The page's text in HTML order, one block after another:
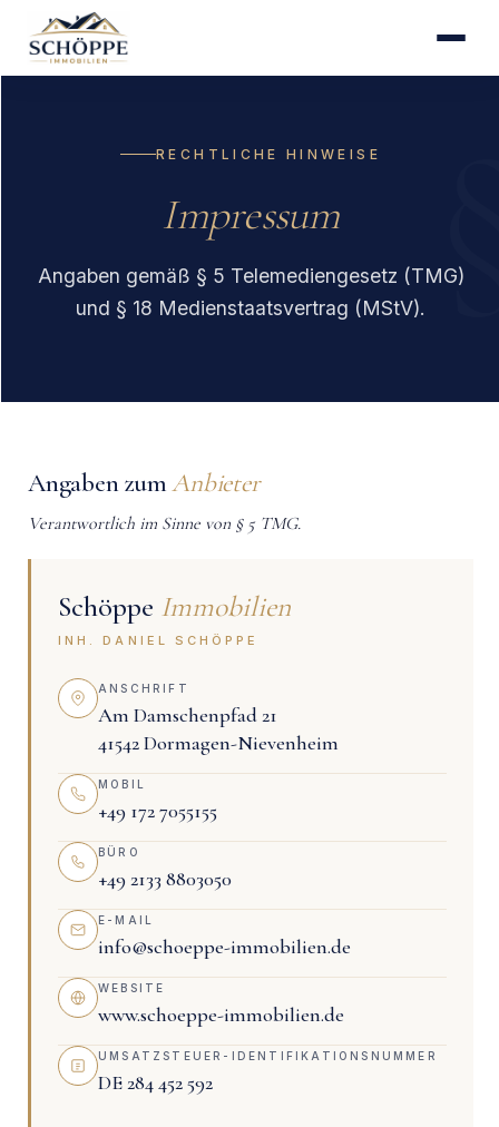
RECHTLICHE HINWEISE
Impressum
Angaben gemäß § 5 Telemediengesetz (TMG)
und § 18 Medienstaatsvertrag (MStV).
Angaben zumAnbieter
Verantwortlich im Sinne von § 5 TMG.
Schöppe Immobilien
INH. DANIEL SCHÖPPE
ANSCHRIFT
Am Damschenpfad 21
41542 Dormagen-Nievenheim
MOBIL
+49 172 7055155
BÜRO
+49 2133 8803050
E-MAIL
info@schoeppe-immobilien.de
WEBSITE
www.schoeppe-immobilien.de
UMSATZSTEUER-IDENTIFIKATIONSNUMMER
DE 284 452 592